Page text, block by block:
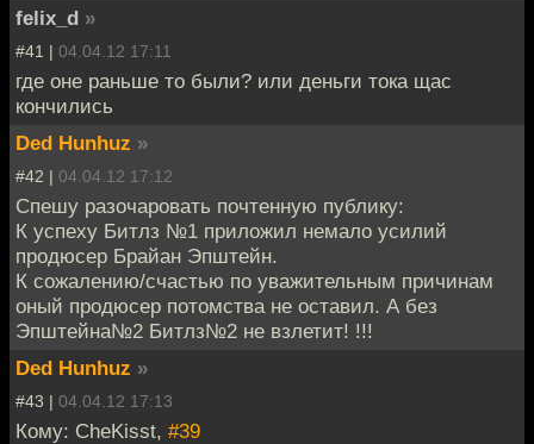
felix_d »
#41 | 04.04.12 17:11
где оне раньше то были? или деньги тока щас
кончились
Ded Hunhuz »
#42 | 04.04.12 17:12
Спешу разочаровать почтенную публику:
К успеху Битлз №1 приложил немало усилий
продюсер Брайан Эпштейн.
К сожалению/счастью по уважительным причинам
оный продюсер потомства не оставил. А без
Эпштейна№2 Битлз№2 не взлетит! !!!
Ded Hunhuz »
#43 | 04.04.12 17:13
Кому: CheKisst, #39